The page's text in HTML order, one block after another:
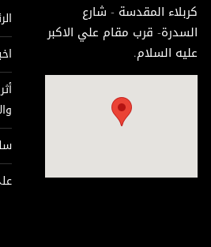
كربلاء المقدسة - شارع
السدرة- قرب مقام علي الاكبر
عليه السلام.